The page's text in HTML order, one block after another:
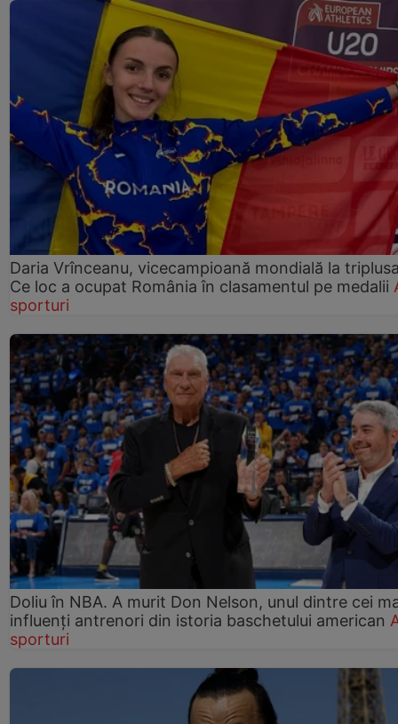
Daria Vrînceanu, vicecampioană mondială la
Ce loc a ocupat România în clasamentul pe medalii
sporturi
Doliu în NBA. A murit Don Nelson, unul dintre cei
influenți antrenori din istoria baschetului american
sporturi